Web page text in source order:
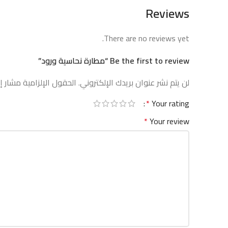
Reviews
There are no reviews yet.
Be the first to review “مطارة نحاسية ورود”
لن يتم نشر عنوان بريدك الإلكتروني.الحقول الإلزامية مشار
Your rating
*
Your review
*